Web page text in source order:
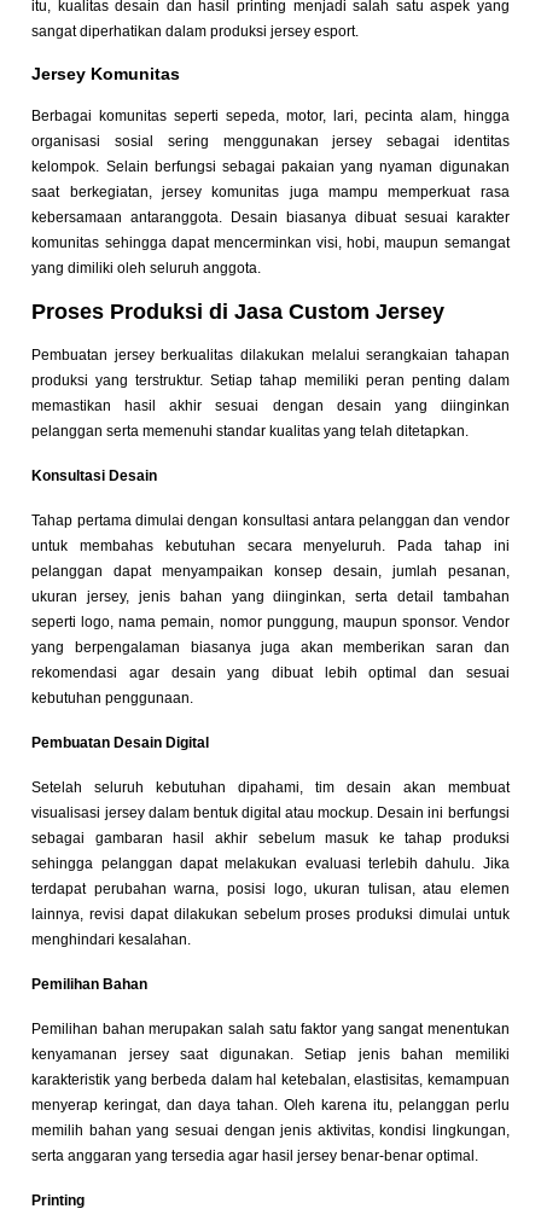
itu, kualitas desain dan hasil printing menjadi salah satu aspek yang
sangat diperhatikan dalam produksi jersey esport.
Jersey Komunitas
Berbagai komunitas seperti sepeda, motor, lari, pecinta alam, hingga
organisasi sosial sering menggunakan jersey sebagai identitas
kelompok. Selain berfungsi sebagai pakaian yang nyaman digunakan
saat berkegiatan, jersey komunitas juga mampu memperkuat rasa
kebersamaan antaranggota. Desain biasanya dibuat sesuai karakter
komunitas sehingga dapat mencerminkan visi, hobi, maupun semangat
yang dimiliki oleh seluruh anggota.
Proses Produksi di Jasa Custom Jersey
Pembuatan jersey berkualitas dilakukan melalui serangkaian tahapan
produksi yang terstruktur. Setiap tahap memiliki peran penting dalam
memastikan hasil akhir sesuai dengan desain yang diinginkan
pelanggan serta memenuhi standar kualitas yang telah ditetapkan.
Konsultasi Desain
Tahap pertama dimulai dengan konsultasi antara pelanggan dan vendor
untuk membahas kebutuhan secara menyeluruh. Pada tahap ini
pelanggan dapat menyampaikan konsep desain, jumlah pesanan,
ukuran jersey, jenis bahan yang diinginkan, serta detail tambahan
seperti logo, nama pemain, nomor punggung, maupun sponsor. Vendor
yang berpengalaman biasanya juga akan memberikan saran dan
rekomendasi agar desain yang dibuat lebih optimal dan sesuai
kebutuhan penggunaan.
Pembuatan Desain Digital
Setelah seluruh kebutuhan dipahami, tim desain akan membuat
visualisasi jersey dalam bentuk digital atau mockup. Desain ini berfungsi
sebagai gambaran hasil akhir sebelum masuk ke tahap produksi
sehingga pelanggan dapat melakukan evaluasi terlebih dahulu. Jika
terdapat perubahan warna, posisi logo, ukuran tulisan, atau elemen
lainnya, revisi dapat dilakukan sebelum proses produksi dimulai untuk
menghindari kesalahan.
Pemilihan Bahan
Pemilihan bahan merupakan salah satu faktor yang sangat menentukan
kenyamanan jersey saat digunakan. Setiap jenis bahan memiliki
karakteristik yang berbeda dalam hal ketebalan, elastisitas, kemampuan
menyerap keringat, dan daya tahan. Oleh karena itu, pelanggan perlu
memilih bahan yang sesuai dengan jenis aktivitas, kondisi lingkungan,
serta anggaran yang tersedia agar hasil jersey benar-benar optimal.
Printing